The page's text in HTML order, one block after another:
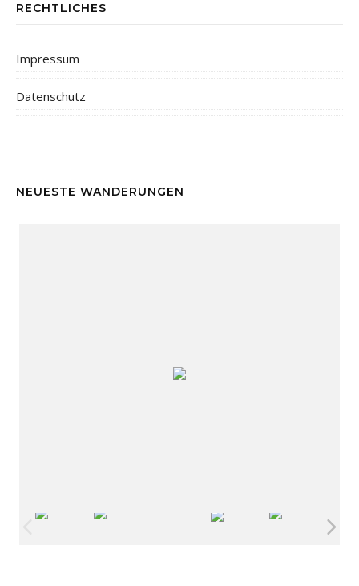
RECHTLICHES
Impressum
Datenschutz
NEUESTE WANDERUNGEN